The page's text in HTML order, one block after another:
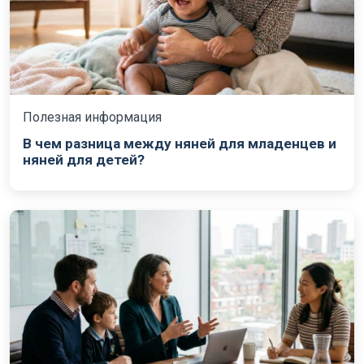
Полезная информация
В чем разница между няней для младенцев и
няней для детей?